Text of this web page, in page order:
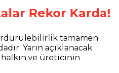
Rekor Karda!
tamamen
Yarın açıklanacak
ve üreticinin